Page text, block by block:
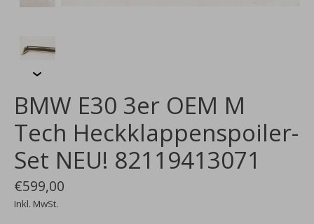
BMW E30 3er OEM M
Tech Heckklappenspoiler-
Set NEU! 82119413071
€599,00
Inkl. MwSt.